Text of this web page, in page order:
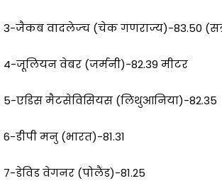
3-जैकब वादलेज्च (चेक गणराज्य)-83.50 (सत्र
4-जूलियन वेबर (जर्मनी)-82.39 मीटर
5-एडिस मैटसेविसियस (लिथुआनिया)-82.35
6-डीपी मनु (भारत)-81.31
7-डेविड वेगनर (पोलैंड)-81.25